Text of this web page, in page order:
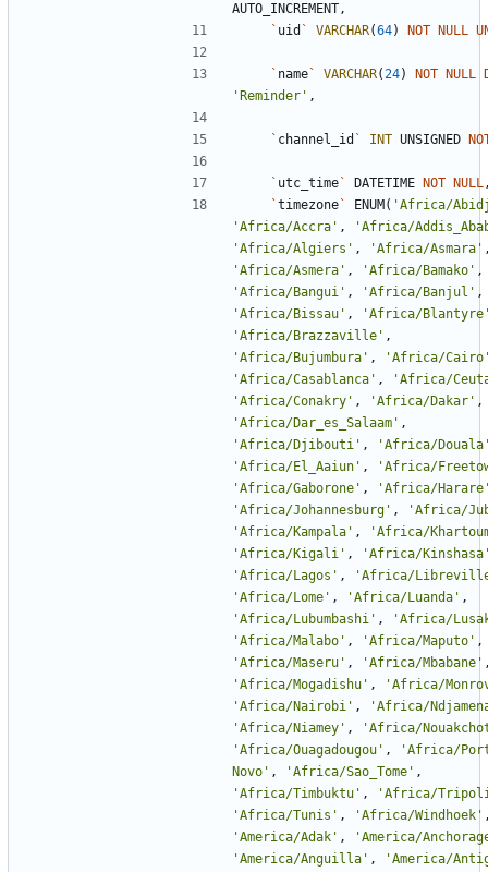
AUTO_INCREMENT,
` uid ` VARCHAR(64) NOT NULL
` name ` VARCHAR(24) NOT NULL
' Reminder ' ,
` channel_id ` INT UNSIGNED
` utc_time ` DATETIME NOT NULL
`timezone ` ENUM ( 'Africa/
'Africa/Accra ' , 'Africa/
'Africa/Algiers ' , 'Africa/Asmara '
'Africa/Asmera ' , 'Africa/Bamako ' ,
'Africa/Bangui ' , 'Africa/Banjul ' ,
'Africa/Bissau ' , 'Africa/Blantyre
'Africa/Brazzaville ' ,
'Africa/Bujumbura ' , 'Africa/Cairo
'Africa/Casablanca ' , 'Africa/
'Africa/Conakry ' , 'Africa/Dakar ' ,
'Africa/Dar_es_Salaam ' ,
'Africa/Djibouti ' , 'Africa/Douala
'Africa/El_Aaiun ' , 'Africa/
'Africa/Gaborone ' , 'Africa/Harare
'Africa/Johannesburg ' , 'Africa/
'Africa/Kampala ' , 'Africa/
'Africa/Kigali ' , 'Africa/Kinshasa
'Africa/Lagos ' , 'Africa/
'Africa/Lome ' , 'Africa/Luanda ' ,
'Africa/Lubumbashi ' , 'Africa/
'Africa/Malabo ' , 'Africa/Maputo ' ,
'Africa/Maseru ' , 'Africa/Mbabane '
'Africa/Mogadishu ' , 'Africa/
'Africa/Nairobi ' , 'Africa/
'Africa/Niamey ' , 'Africa/
'Africa/Ouagadougou ' , 'Africa/
Novo ' , 'Africa/Sao_Tome ' ,
'Africa/Timbuktu ' , 'Africa/
'Africa/Tunis ' , 'Africa/Windhoek '
'America/Adak ' , 'America/
'America/Anguilla ' , 'America/